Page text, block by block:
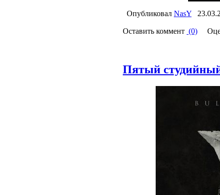
Опубликовал NasY
Оставить коммент (0)
Пятый